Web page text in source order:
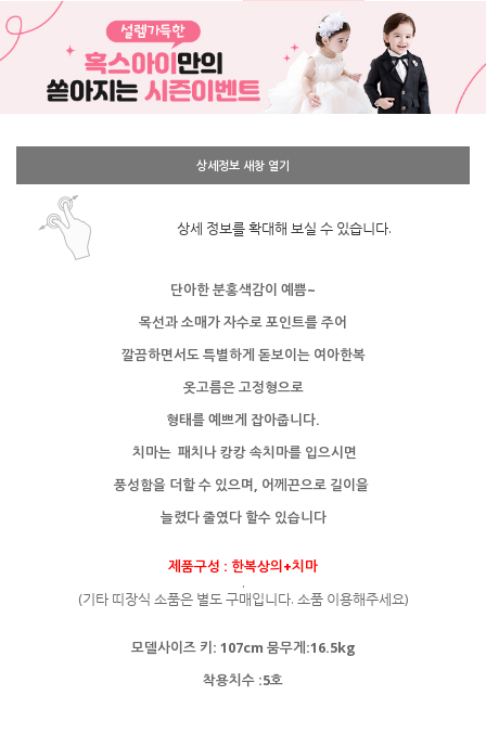
상세정보 새창 열기
상세 정보를 확대해 보실 수 있습니다.
단아한 분홍색감이 예쁨~
목선과 소매가 자수로 포인트를 주어
깔끔하면서도 특별하게 돋보이는 여아한복
옷고름은 고정형으로
형태를 예쁘게 잡아줍니다.
치마는 패치나캉캉 속치마를 입으시면
풍성함을 더할 수 있으며, 어께끈으로 길이을
늘렸다 줄였다 할수 있습니다
제품구성 : 한복상의+치마
.
(기타 띠장식 소품은 별도 구매입니다. 소품 이용해주세요)
모델사이즈 키: 107cm 뭄무게:16.5kg
착용치수 :5호